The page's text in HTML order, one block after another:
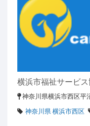
横浜市福祉サービ
神奈川県横浜市西区平
神奈川県 横浜市西区